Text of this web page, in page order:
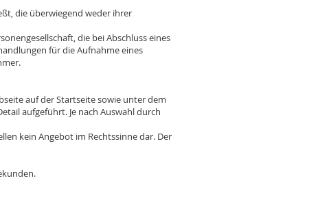
die überwiegend weder ihrer
die bei Abschluss eines
für die Aufnahme eines
auf der Startseite sowie unter dem
aufgeführt. Je nach Auswahl durch
kein Angebot im Rechtssinne dar. Der